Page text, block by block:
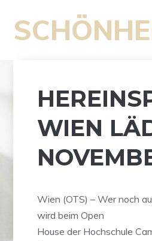
Inhalt
springen
WIEN
Wien (OTS) – Wer noch
wird beim Open
House der Hochschule